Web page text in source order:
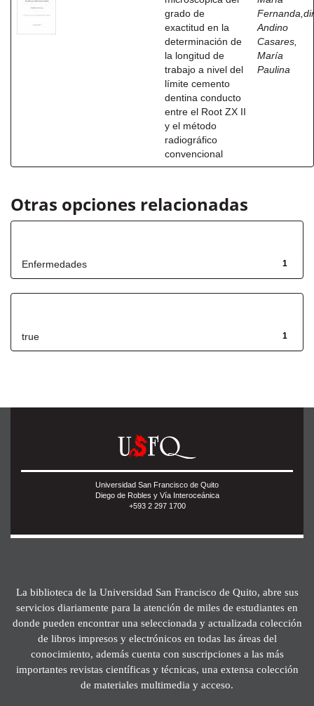
grado de
exactitud en la
determinación de
la longitud de
trabajo a nivel del
límite cemento
dentina conducto
entre el Root ZX II
y el método
radiográfico
convencional
Andino
Casares,
María
Paulina
Otras opciones relacionadas
1
Enfermedades
1
true
Universidad San Francisco de Quito
Diego de Robles y Vía Interoceánica
+593 2 297 1700
La biblioteca de la Universidad San Francisco de Quito, abre sus
servicios diariamente para la atención de miles de estudiantes en
donde pueden encontrar una seleccionada y actualizada colección
de libros impresos y electrónicos en todas las áreas del
conocimiento, además cuenta con suscripciones a las más
importantes revistas científicas y técnicas, una extensa colección
de materiales multimedia y acceso.